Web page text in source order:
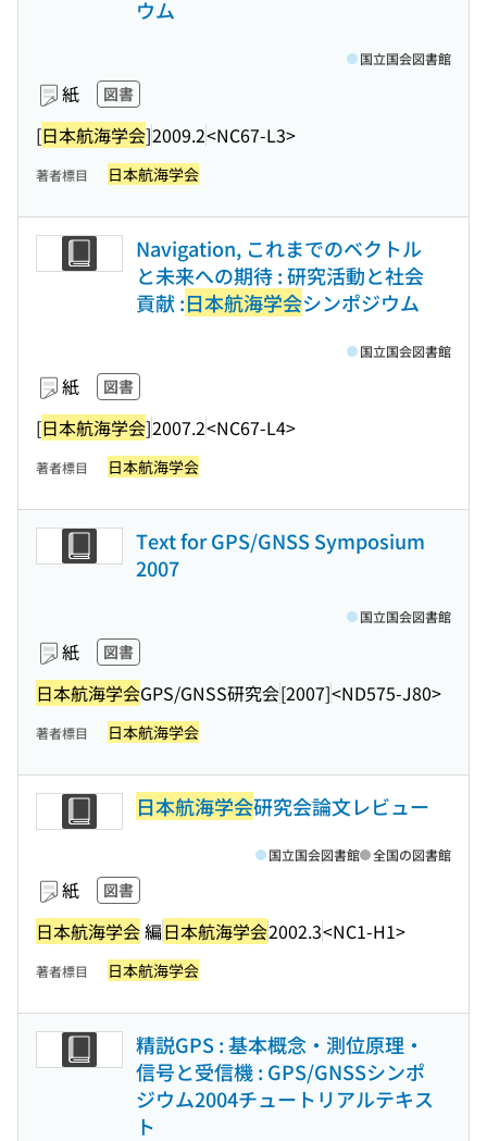
ウム
紙 図書
[日本航海学会]2009.2<NC67-L3>
国立国会図書館
著者標目 日本航海学会
Navigation, これまでのベクトル
と未来への期待 : 研究活動と社会
貢献 :日本航海学会シンポジウム
紙 図書
[日本航海学会]2007.2<NC67-L4>
国立国会図書館
著者標目 日本航海学会
Text for GPS/GNSS Symposium
2007
紙 図書
日本航海学会GPS/GNSS研究会[2007]<ND575-J80>
国立国会図書館
著者標目 日本航海学会
日本航海学会研究会論文レビュー
紙 図書
日本航海学会編日本航海学会2002.3<NC1-H1>
国立国会図書館 全国の図書館
著者標目 日本航海学会
精説GPS : 基本概念・測位原理・
信号と受信機 : GPS/GNSSシンポ
ジウム2004チュートリアルテキス
ト